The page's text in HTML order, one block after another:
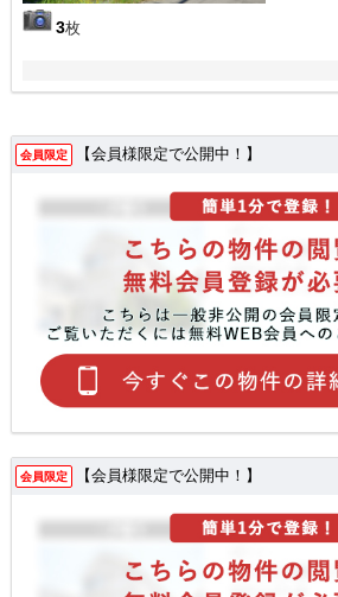
3枚
会員限定 【会員様限定で公開中！】
会員限定 【会員様限定で公開中！】